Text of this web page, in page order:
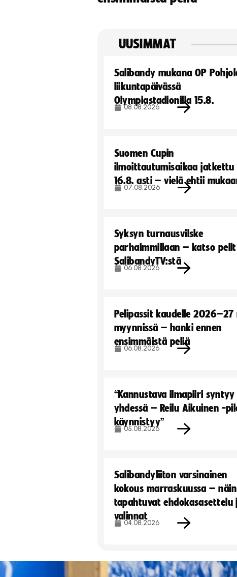
UUSIMMAT
Salibandy mukana OP
liikuntapäivässä
Olympiastadionilla 15.8.
08.08.2026
Suomen Cupin
ilmoittautumisaikaa jatkettu
16.8. asti – vielä ehtii
07.08.2026
Syksyn turnausvilske
parhaimmillaan – katso pelit
SalibandyTV:stä
06.08.2026
Pelipassit kaudelle
myynnissä – hanki ennen
ensimmäistä peliä
06.08.2026
“Kannustava ilmapiiri syntyy
yhdessä – Reilu Aikuinen -
käynnistyy”
05.08.2026
Salibandyliiton varsinainen
kokous marraskuussa – näin
tapahtuvat ehdokasasettelu
valinnat
04.08.2026